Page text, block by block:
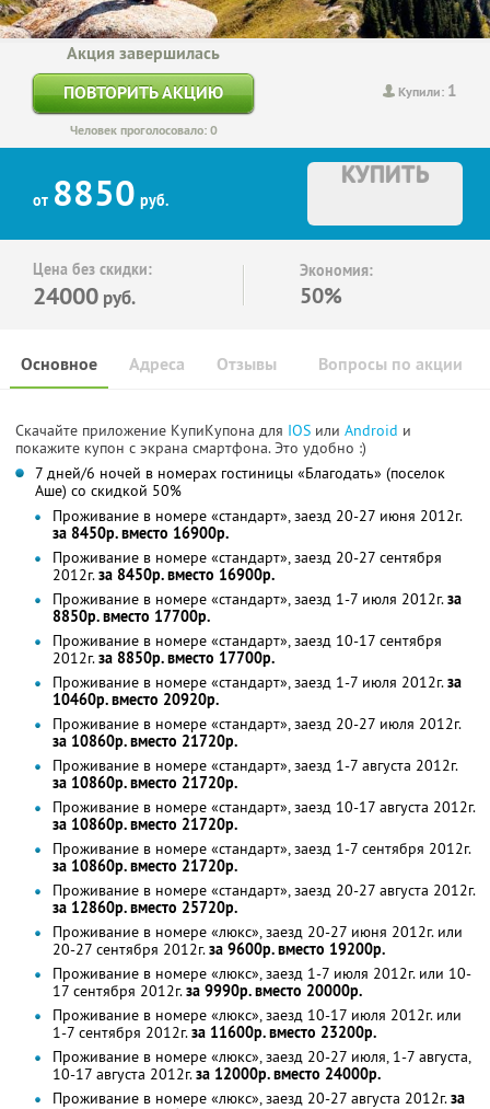
Купили: 1
Акция завершилась
ПОВТОРИТЬ АКЦИЮ
Человек проголосовало: 0
от 8850 руб.
КУПИТЬ
Цена без скидки:
24000 руб.
Экономия:
50%
Основное Отзывы Вопросы по акции
Адреса
Скачайте приложение КупиКупона для IOS или Android и
покажите купон с экрана смартфона. Это удобно :)
7 дней/6 ночей в номерах гостиницы «Благодать» (поселок
Аше) со скидкой 50%
Проживание в номере «стандарт», заезд 20-27 июня 2012г.
за 8450р. вместо 16900р.
Проживание в номере «стандарт», заезд 20-27 сентября
2012г.за 8450р. вместо 16900р.
Проживание в номере «стандарт», заезд 1-7 июля 2012г.за
8850р. вместо 17700р.
Проживание в номере «стандарт», заезд 10-17 сентября
2012г.за 8850р. вместо 17700р.
Проживание в номере «стандарт», заезд 1-7 июля 2012г.за
10460р. вместо 20920р.
Проживание в номере «стандарт», заезд 20-27 июля 2012г.
за 10860р. вместо 21720р.
Проживание в номере «стандарт», заезд 1-7 августа 2012г.
за 10860р. вместо 21720р.
Проживание в номере «стандарт», заезд 10-17 августа 2012г.
за 10860р. вместо 21720р.
Проживание в номере «стандарт», заезд 1-7 сентября 2012г.
за 10860р. вместо 21720р.
Проживание в номере «стандарт», заезд 20-27 августа 2012г.
за 12860р. вместо 25720р.
Проживание в номере «люкс», заезд 20-27 июня 2012г. или
20-27 сентября 2012г.за 9600р. вместо 19200р.
Проживание в номере «люкс», заезд 1-7 июля 2012г. или 10-
17 сентября 2012г.за 9990р. вместо 20000р.
Проживание в номере «люкс», заезд 10-17 июля 2012г. или
1-7 сентября 2012г.за 11600р. вместо 23200р.
Проживание в номере «люкс», заезд 20-27 июля, 1-7 августа,
10-17 августа 2012г.за 12000р. вместо 24000р.
Проживание в номере «люкс», заезд 20-27 августа 2012г.за